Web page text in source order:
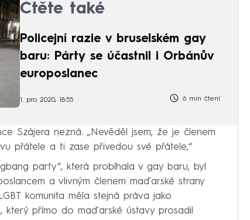
Čtěte také
Policejní razie v bruselském gay
baru: Párty se účastnil i Orbánův
europoslanec
1. pro 2020, 18:55 6 min čtení
Szájera nezná. „Nevěděl jsem, že je členem
přátele a ti zase přivedou své přátele,“
party“, která probíhala v gay baru, byl
a vlivným členem maďarské strany
komunita měla stejná práva jako
který přímo do maďarské ústavy prosadil